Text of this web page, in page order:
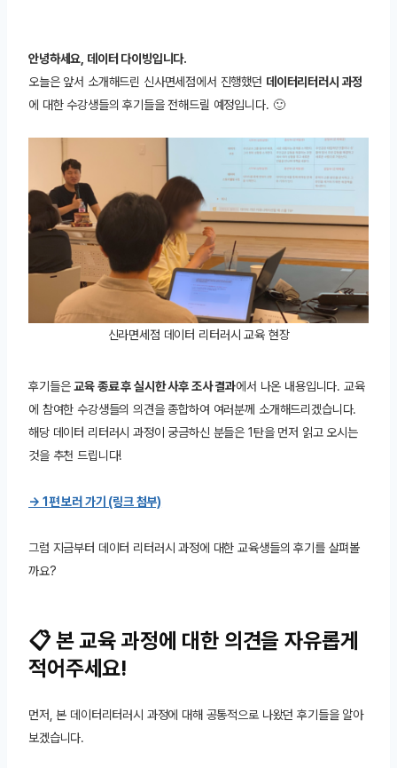
안녕하세요, 데이터 다이빙입니다.
오늘은 앞서 소개해드린 신사면세점에서 진행했던 데이터리터러시 과정
에 대한 수강생들의 후기들을 전해드릴 예정입니다. 🙂
신라면세점 데이터 리터러시 교육 현장
후기들은교육 종료 후 실시한 사후 조사 결과에서 나온 내용입니다. 교육
에 참여한 수강생들의 의견을 종합하여 여러분께 소개해드리겠습니다.
해당 데이터 리터러시 과정이 궁금하신 분들은 1탄을 먼저 읽고 오시는
것을 추천 드립니다!
→ 1편 보러 가기 (링크 첨부)
그럼 지금부터 데이터 리터러시 과정에 대한 교육생들의 후기를 살펴볼
까요?
📋 본 교육 과정에 대한 의견을 자유롭게
적어주세요!
먼저, 본 데이터리터러시 과정에 대해 공통적으로 나왔던 후기들을 알아
보겠습니다.